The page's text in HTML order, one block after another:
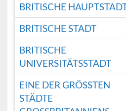
BRITISCHE
BRITISCHE STADT
BRITISCHE
UNIVERSITÄTSSTADT
EINE DER GRÖSSTEN S
TÄDTE G